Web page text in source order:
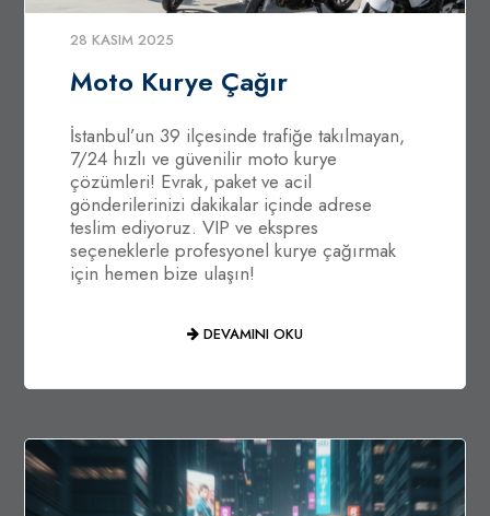
28 KASIM 2025
Moto Kurye Çağır
İstanbul’un 39 ilçesinde trafiğe takılmayan,
7/24 hızlı ve güvenilir moto kurye
çözümleri! Evrak, paket ve acil
gönderilerinizi dakikalar içinde adrese
teslim ediyoruz. VIP ve ekspres
seçeneklerle profesyonel kurye çağırmak
için hemen bize ulaşın!
DEVAMINI OKU